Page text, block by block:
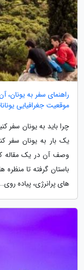
راهنمای سفر به
موقعیت جغرافیایی
چرا باید به یونان سفر
یک بار به یونان سفر
وصف آن در یک مقاله
باستان گرفته تا
های پرانرژی، پیاده